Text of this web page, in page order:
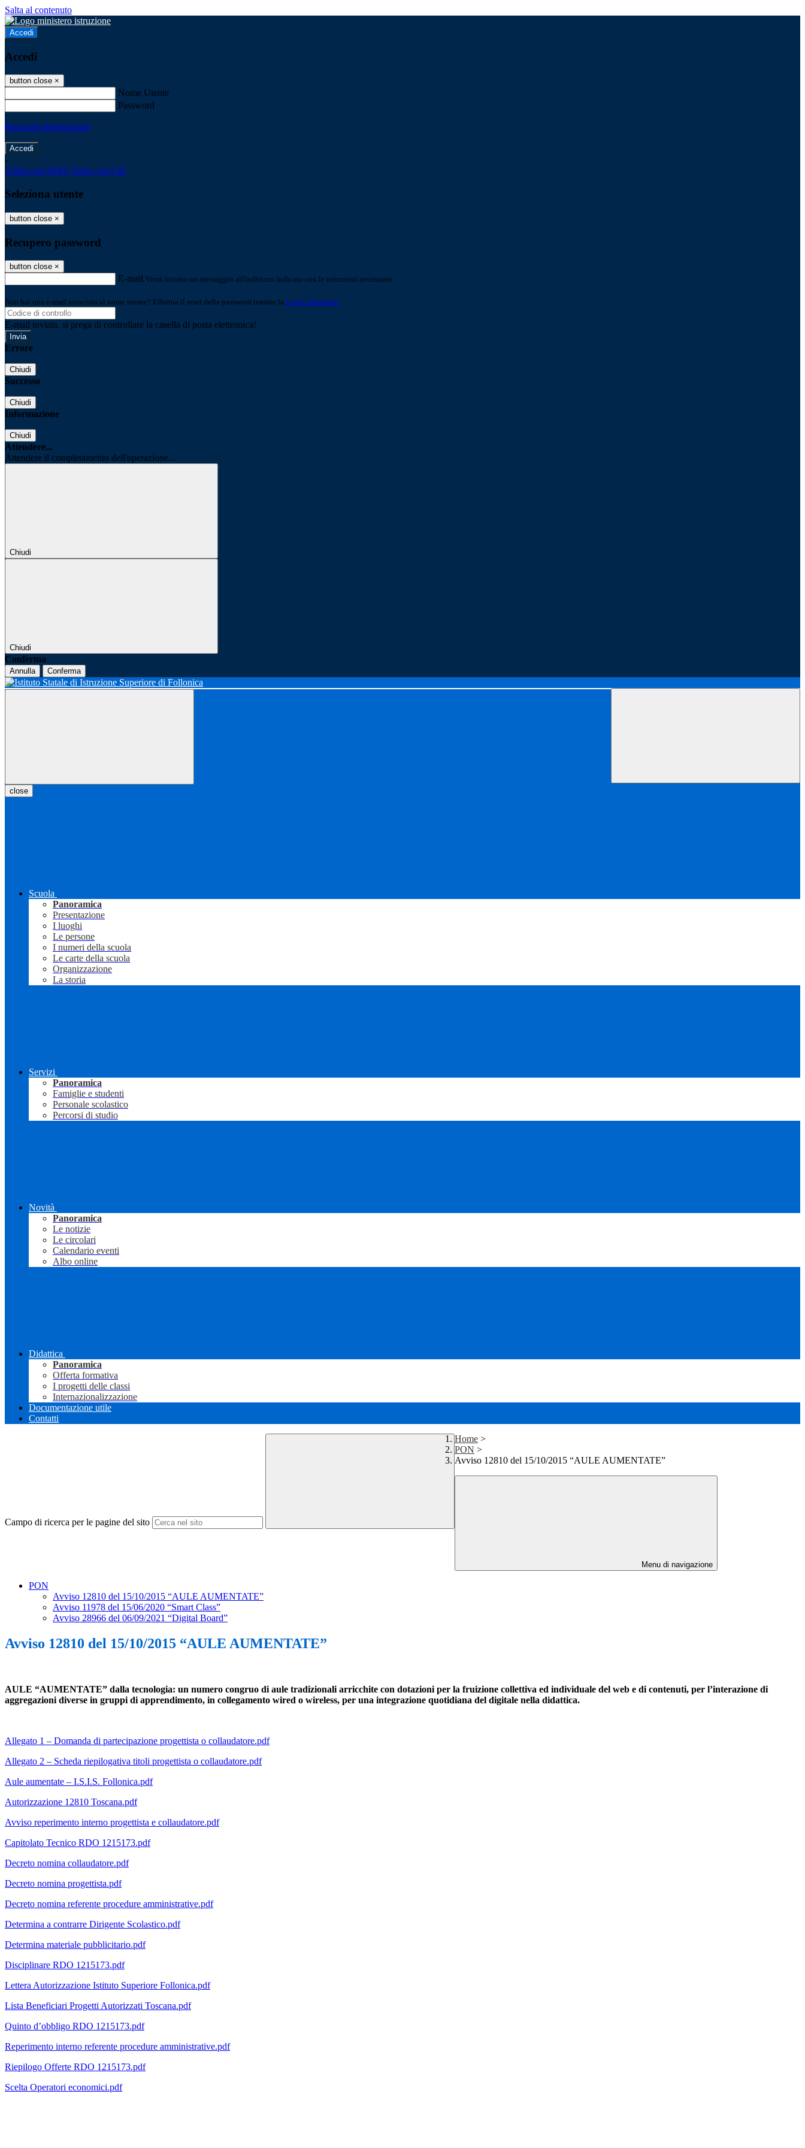
Salta al contenuto
Accedi
Accedi
button close ×
Nome Utente
Password
Password dimenticata?
-
Entra con SPID Entra con CIE
Seleziona utente
button close ×
Recupero password
button close ×
E-mail Verrà inviato un messaggio all'indirizzo indicato con le istruzioni necessarie.
Non hai una e-mail associata al nome utente? Effettua il reset della password tramite la Login Spaggiari
E-mail inviata, si prega di controllare la casella di posta elettronica!
Errore
Chiudi
Successo
Chiudi
Informazione
Chiudi
Attendere...
Attendere il completamento dell'operazione...
Chiudi
Chiudi
Conferma
Annulla Conferma
close
Scuola
Panoramica
Presentazione
I luoghi
Le persone
I numeri della scuola
Le carte della scuola
Organizzazione
La storia
Servizi
Panoramica
Famiglie e studenti
Personale scolastico
Percorsi di studio
Novità
Panoramica
Le notizie
Le circolari
Calendario eventi
Albo online
Didattica
Panoramica
Offerta formativa
I progetti delle classi
Internazionalizzazione
Documentazione utile
Contatti
Campo di ricerca per le pagine del sito
Home >
PON >
Avviso 12810 del 15/10/2015 “AULE AUMENTATE”
Menu di navigazione
PON
Avviso 12810 del 15/10/2015 “AULE AUMENTATE”
Avviso 11978 del 15/06/2020 “Smart Class”
Avviso 28966 del 06/09/2021 “Digital Board”
Avviso 12810 del 15/10/2015 “AULE AUMENTATE”
AULE “AUMENTATE” dalla tecnologia: un numero congruo di aule tradizionali arricchite con dotazioni per la fruizione collettiva ed individuale del web e di contenuti, per l’interazione di
aggregazioni diverse in gruppi di apprendimento, in collegamento wired o wireless, per una integrazione quotidiana del digitale nella didattica.
Allegato 1 – Domanda di partecipazione progettista o collaudatore.pdf
Allegato 2 – Scheda riepilogativa titoli progettista o collaudatore.pdf
Aule aumentate – I.S.I.S. Follonica.pdf
Autorizzazione 12810 Toscana.pdf
Avviso reperimento interno progettista e collaudatore.pdf
Capitolato Tecnico RDO 1215173.pdf
Decreto nomina collaudatore.pdf
Decreto nomina progettista.pdf
Decreto nomina referente procedure amministrative.pdf
Determina a contrarre Dirigente Scolastico.pdf
Determina materiale pubblicitario.pdf
Disciplinare RDO 1215173.pdf
Lettera Autorizzazione Istituto Superiore Follonica.pdf
Lista Beneficiari Progetti Autorizzati Toscana.pdf
Quinto d’obbligo RDO 1215173.pdf
Reperimento interno referente procedure amministrative.pdf
Riepilogo Offerte RDO 1215173.pdf
Scelta Operatori economici.pdf